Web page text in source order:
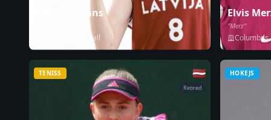
Dāvis Bertāns
"The Latvian Laser"
Dubai Basketball
Elvis
"Merz"
Columbus
TENISS 🇱🇻
Retired
HOKEJS